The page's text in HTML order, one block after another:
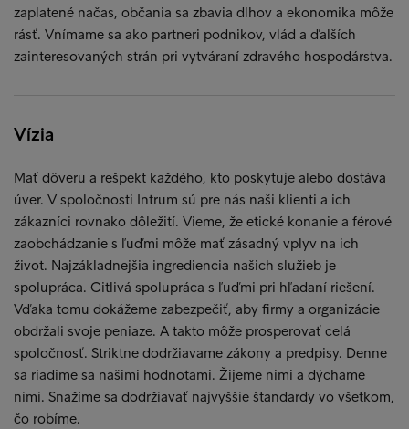
zaplatené načas, občania sa zbavia dlhov a ekonomika môže
rásť. Vnímame sa ako partneri podnikov, vlád a ďalších
zainteresovaných strán pri vytváraní zdravého hospodárstva.
Vízia
Mať dôveru a rešpekt každého, kto poskytuje alebo dostáva
úver. V spoločnosti Intrum sú pre nás naši klienti a ich
zákazníci rovnako dôležití. Vieme, že etické konanie a férové
zaobchádzanie s ľuďmi môže mať zásadný vplyv na ich
život. Najzákladnejšia ingrediencia našich služieb je
spolupráca. Citlivá spolupráca s ľuďmi pri hľadaní riešení.
Vďaka tomu dokážeme zabezpečiť, aby firmy a organizácie
obdržali svoje peniaze. A takto môže prosperovať celá
spoločnosť. Striktne dodržiavame zákony a predpisy. Denne
sa riadime sa našimi hodnotami. Žijeme nimi a dýchame
nimi. Snažíme sa dodržiavať najvyššie štandardy vo všetkom,
čo robíme.